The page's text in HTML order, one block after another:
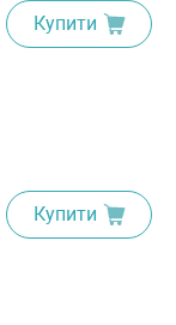
Купити
Купити